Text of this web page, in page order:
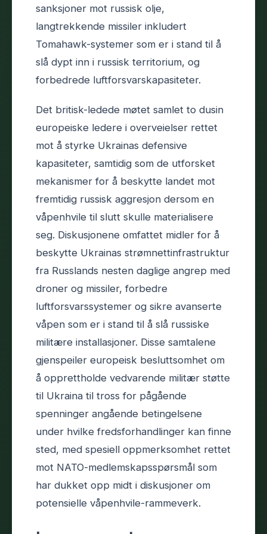
sanksjoner mot russisk olje,
langtrekkende missiler inkludert
Tomahawk-systemer som er i stand til å
slå dypt inn i russisk territorium, og
forbedrede luftforsvarskapasiteter.
Det britisk-ledede møtet samlet to dusin
europeiske ledere i overveielser rettet
mot å styrke Ukrainas defensive
kapasiteter, samtidig som de utforsket
mekanismer for å beskytte landet mot
fremtidig russisk aggresjon dersom en
våpenhvile til slutt skulle materialisere
seg. Diskusjonene omfattet midler for å
beskytte Ukrainas strømnettinfrastruktur
fra Russlands nesten daglige angrep med
droner og missiler, forbedre
luftforsvarssystemer og sikre avanserte
våpen som er i stand til å slå russiske
militære installasjoner. Disse samtalene
gjenspeiler europeisk besluttsomhet om
å opprettholde vedvarende militær støtte
til Ukraina til tross for pågående
spenninger angående betingelsene
under hvilke fredsforhandlinger kan finne
sted, med spesiell oppmerksomhet rettet
mot NATO-medlemskapsspørsmål som
har dukket opp midt i diskusjoner om
potensielle våpenhvile-rammeverk.